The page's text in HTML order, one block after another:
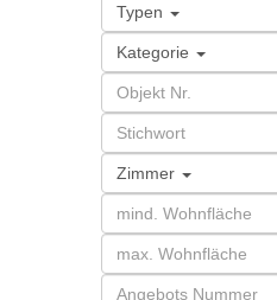
Typen
Kategorie
Zimmer